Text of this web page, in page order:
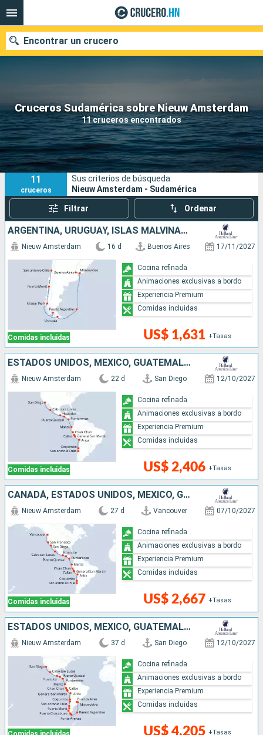
Cruceros Sudamérica sobre Nieuw Amsterdam
11 cruceros encontrados
Encontrar un crucero
Nuestros destinos
Fecha de salida
Puertos Compañías
Buscar
11
cruceros
Sus criterios de búsqueda:
Nieuw Amsterdam - Sudamérica
Filtrar Ordenar
ARGENTINA, URUGUAY, ISLAS MALVINAS, CHILE
Comidas incluidas
Nieuw Amsterdam 16 d Buenos Aires 17/11/2027
US$ 1,631 +Tasas
Cocina refinada
Animaciones exclusivas a bordo
Experiencia Premium
Comidas incluidas
ESTADOS UNIDOS, MÉXICO, GUATEMALA, COSTA RICA, ECUADOR, PERÚ, CHILE
Comidas incluidas
Nieuw Amsterdam 22 d San Diego 12/10/2027
US$ 2,406 +Tasas
Cocina refinada
Animaciones exclusivas a bordo
Experiencia Premium
Comidas incluidas
CANADÁ, ESTADOS UNIDOS, MÉXICO, GUATEMALA, COSTA RICA, ECUADOR, PERÚ, CHILE
Comidas incluidas
Nieuw Amsterdam 27 d Vancouver 07/10/2027
US$ 2,667 +Tasas
Cocina refinada
Animaciones exclusivas a bordo
Experiencia Premium
Comidas incluidas
ESTADOS UNIDOS, MÉXICO, GUATEMALA, COSTA RICA, ECUADOR, PERÚ, CHILE, ARGENTINA, ISLAS MALVINAS, URUGUAY
Nieuw Amsterdam 37 d San Diego 12/10/2027
US$ 4,205 +Tasas
Cocina refinada
Animaciones exclusivas a bordo
Experiencia Premium
Comidas incluidas